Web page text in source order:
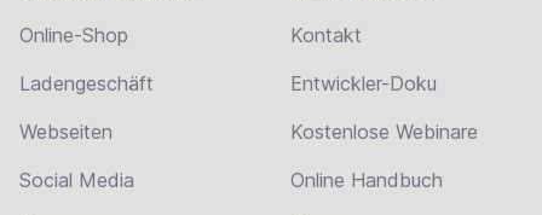
Online-Shop
Ladengeschäft
Webseiten
Social Media
Kontakt
Entwickler-Doku
Kostenlose Webinare
Online Handbuch